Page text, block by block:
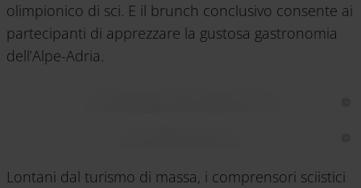
olimpionico di sci. E il brunch conclusivo consente ai
partecipanti di apprezzare la gustosa gastronomia
dell’Alpe-Adria.
Lontani dal turismo di massa, i comprensori sciistici